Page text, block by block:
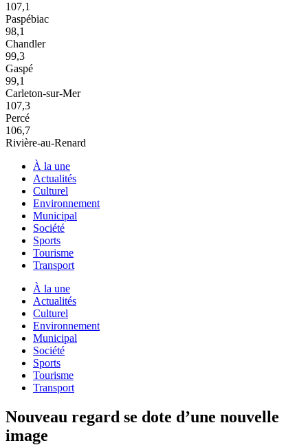
107,1
Paspébiac
98,1
Chandler
99,3
Gaspé
99,1
Carleton-sur-Mer
107,3
Percé
106,7
Rivière-au-Renard
À la une
Actualités
Culturel
Environnement
Municipal
Société
Sports
Tourisme
Transport
À la une
Actualités
Culturel
Environnement
Municipal
Société
Sports
Tourisme
Transport
Nouveau regard se dote d’une nouvelle
image